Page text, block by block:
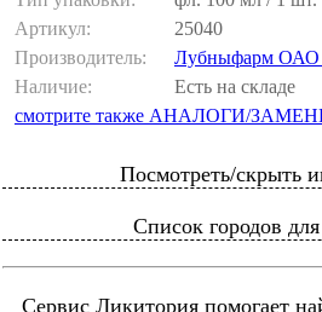
Артикул:
25040
Производитель:
Лубныфарм ОАО
Наличие:
Есть на складе
смотрите также АНАЛОГИ/
Посмотреть/скрыть
Список городов
Сервис Ликитория помогает